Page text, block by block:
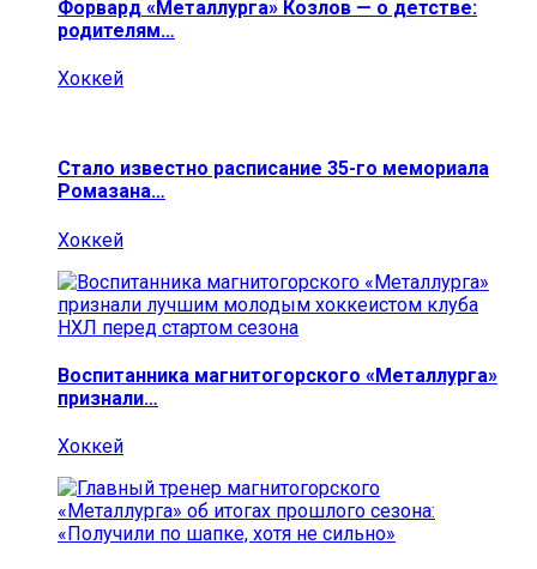
Форвард «Металлурга» Козлов — о детстве:
родителям…
Хоккей
Стало известно расписание 35-го мемориала
Ромазана…
Хоккей
Воспитанника магнитогорского «Металлурга»
признали…
Хоккей